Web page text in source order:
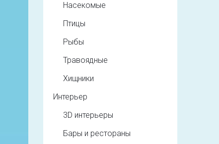
Насекомые
Птицы
Рыбы
Травоядные
Хищники
Интерьер
3D интерьеры
Бары и рестораны